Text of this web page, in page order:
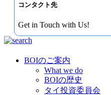
コンタクト先
Get in Touch with Us!
BOIのご案内
What we do
BOIの歴史
タイ投資委員会